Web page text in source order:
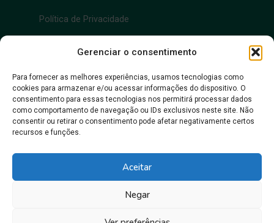
Gerenciar o consentimento
Para fornecer as melhores experiências, usamos tecnologias como
cookies para armazenar e/ou acessar informações do dispositivo. O
consentimento para essas tecnologias nos permitirá processar dados
como comportamento de navegação ou IDs exclusivos neste site. Não
consentir ou retirar o consentimento pode afetar negativamente certos
recursos e funções.
Aceitar
Negar
Política de Privacidade
Acessibilidade
Acessibilidade